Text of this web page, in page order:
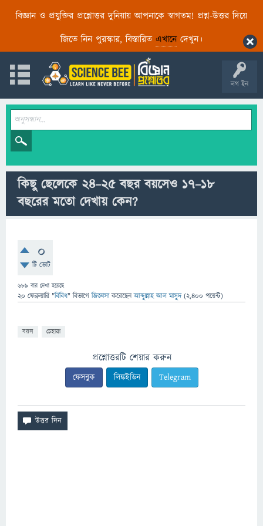
বিজ্ঞান ও প্রযুক্তির প্রশ্নোত্তর দুনিয়ায় আপনাকে স্বাগতম! প্রশ্ন-উত্তর দিয়ে
জিতে নিন পুরস্কার, বিস্তারিত এখানেদেখুন।
লগ ইন
কিছু ছেলেকে ২৪–২৫ বছর বয়সেও ১৭–১৮
বছরের মতো দেখায় কেন?
0
টি ভোট
689 বার দেখা হয়েছে
20 ফেব্রুয়ারি "বিবিধ" বিভাগে জিজ্ঞাসাকরেছেনআব্দুল্লাহ আল মাসুদ (2,400 পয়েন্ট)
বয়স চেহারা
প্রশ্নোত্তরটি শেয়ার করুন
ফেসবুক লিঙ্কইডিন Telegram